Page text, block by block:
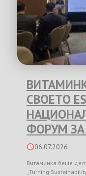
СВОЕТО
ФОРУМ
06.07.2026
Витаминка беше
„Turning